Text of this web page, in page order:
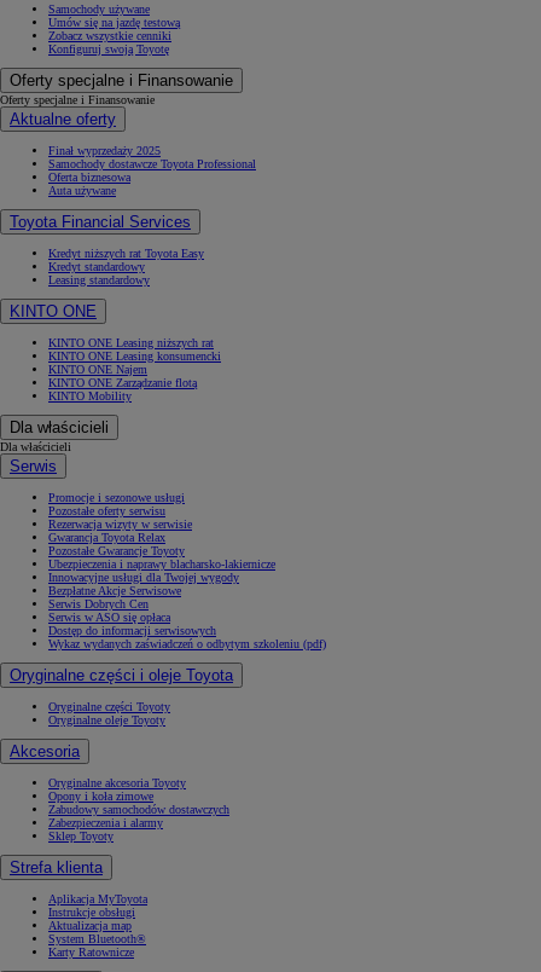
Samochody używane
Umów się na jazdę testową
Zobacz wszystkie cenniki
Konfiguruj swoją Toyotę
Oferty specjalne i Finansowanie
Oferty specjalne i Finansowanie
Aktualne oferty
Finał wyprzedaży 2025
Samochody dostawcze Toyota Professional
Oferta biznesowa
Auta używane
Toyota Financial Services
Kredyt niższych rat Toyota Easy
Kredyt standardowy
Leasing standardowy
KINTO ONE
KINTO ONE Leasing niższych rat
KINTO ONE Leasing konsumencki
KINTO ONE Najem
KINTO ONE Zarządzanie flotą
KINTO Mobility
Dla właścicieli
Dla właścicieli
Serwis
Promocje i sezonowe usługi
Pozostałe oferty serwisu
Rezerwacja wizyty w serwisie
Gwarancja Toyota Relax
Pozostałe Gwarancje Toyoty
Ubezpieczenia i naprawy blacharsko-lakiernicze
Innowacyjne usługi dla Twojej wygody
Bezpłatne Akcje Serwisowe
Serwis Dobrych Cen
Serwis w ASO się opłaca
Dostęp do informacji serwisowych
Wykaz wydanych zaświadczeń o odbytym szkoleniu (pdf)
Oryginalne części i oleje Toyota
Oryginalne części Toyoty
Oryginalne oleje Toyoty
Akcesoria
Oryginalne akcesoria Toyoty
Opony i koła zimowe
Zabudowy samochodów dostawczych
Zabezpieczenia i alarmy
Sklep Toyoty
Strefa klienta
Aplikacja MyToyota
Instrukcje obsługi
Aktualizacja map
System Bluetooth®
Karty Ratownicze